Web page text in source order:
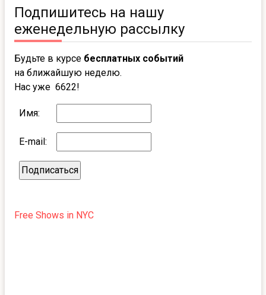
Подпишитесь на нашу
еженедельную рассылку
Будьте в курсе бесплатных событий
на ближайшую неделю.
Нас уже 6622!
Имя:
E-mail:
Free Shows in NYC